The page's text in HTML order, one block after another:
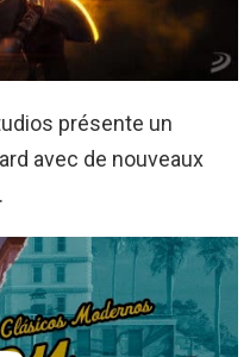
présente un
avec de nouveaux